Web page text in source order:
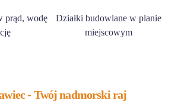
prąd, wodę
Działki budowlane w planie
miejscowym
- Twój nadmorski raj